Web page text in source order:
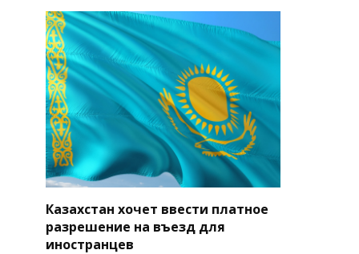
Казахстан хочет ввести платное
разрешение на въезд для
иностранцев